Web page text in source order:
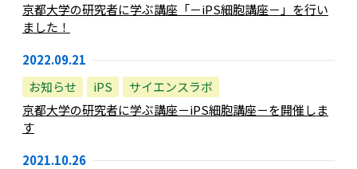
京都大学の研究者に学ぶ講座「－iPS細胞講座－」を行い
ました！
2022.09.21
お知らせ
iPS
サイエンスラボ
京都大学の研究者に学ぶ講座－iPS細胞講座－を開催しま
す
2021.10.26